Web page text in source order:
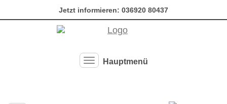
Jetzt informieren: 036920 80437
Hauptmenü ausklappen
Hauptmenü